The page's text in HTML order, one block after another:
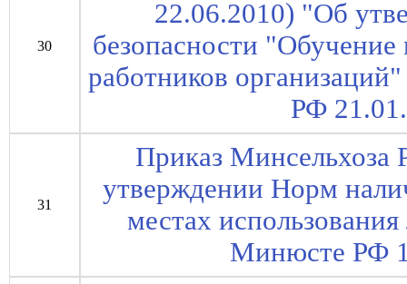
30
22.06.2010) "Об
безопасности
работников
РФ
31
Приказ
утверждении Норм
местах
Минюсте РФ